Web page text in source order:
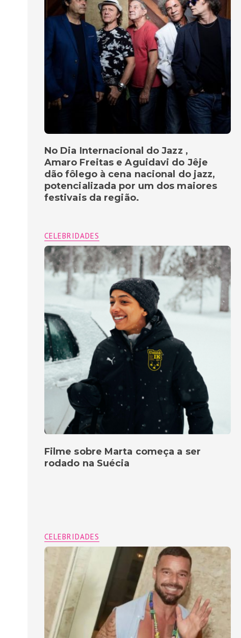
No Dia Internacional do Jazz ,
Amaro Freitas e Aguidavi do Jêje
dão fôlego à cena nacional do jazz,
potencializada por um dos maiores
festivais da região.
CELEBRIDADES
Filme sobre Marta começa a ser
rodado na Suécia
CELEBRIDADES